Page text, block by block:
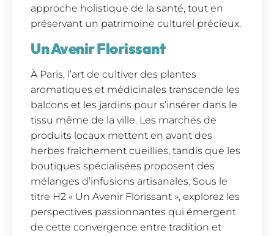
approche holistique de la santé, tout en
préservant un patrimoine culturel précieux.
Un Avenir Florissant
À Paris, l’art de cultiver des plantes
aromatiques et médicinales transcende les
balcons et les jardins pour s’insérer dans le
tissu même de la ville. Les marchés de
produits locaux mettent en avant des
herbes fraîchement cueillies, tandis que les
boutiques spécialisées proposent des
mélanges d’infusions artisanales. Sous le
titre H2 « Un Avenir Florissant », explorez les
perspectives passionnantes qui émergent
de cette convergence entre tradition et